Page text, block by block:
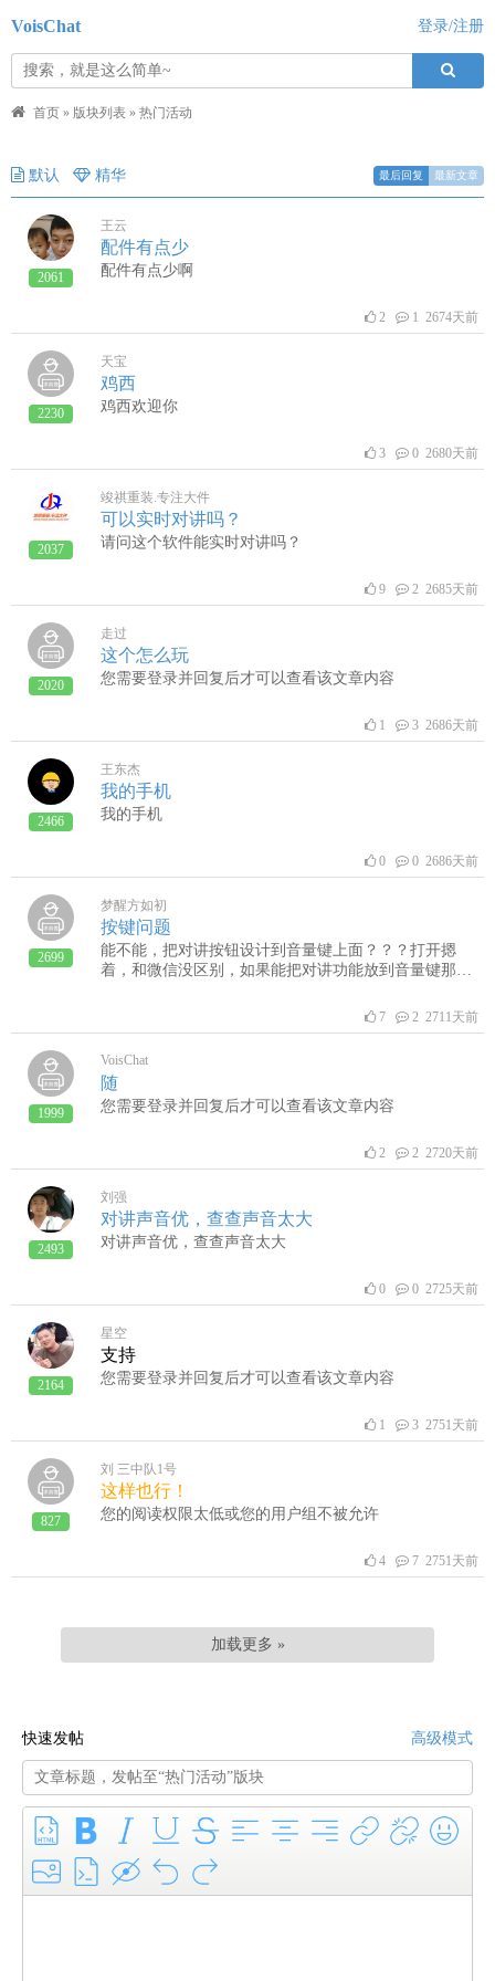
VoisChat 登录/注册
首页 » 版块列表 » 热门活动
默认 精华 最后回复 最新文章
2061
王云
配件有点少
配件有点少啊
2 1 2674天前
2230
天宝
鸡西
鸡西欢迎你
3 0 2680天前
2037
竣祺重装.专注大件
可以实时对讲吗？
请问这个软件能实时对讲吗？
9 2 2685天前
2020
走过
这个怎么玩
您需要登录并回复后才可以查看该文章内容
1 3 2686天前
2466
王东杰
我的手机
我的手机
0 0 2686天前
2699
梦醒方如初
按键问题
能不能，把对讲按钮设计到音量键上面？？？打开摁
着，和微信没区别，如果能把对讲功能放到音量键那可
7 2 2711天前
1999
VoisChat
随
您需要登录并回复后才可以查看该文章内容
2 2 2720天前
2493
刘强
对讲声音优，查查声音太大
对讲声音优，查查声音太大
0 0 2725天前
2164
星空
支持
您需要登录并回复后才可以查看该文章内容
1 3 2751天前
827
刘 三中队1号
这样也行！
您的阅读权限太低或您的用户组不被允许
4 7 2751天前
加载更多 »
快速发帖 高级模式